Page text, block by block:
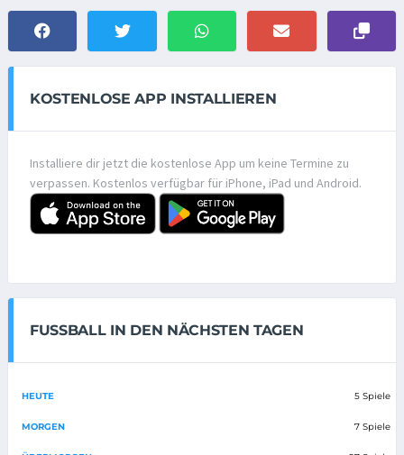
KOSTENLOSE APP INSTALLIEREN
Installiere dir jetzt die kostenlose App um keine Termine zu
verpassen. Kostenlos verfügbar für iPhone, iPad und Android.
FUSSBALL IN DEN NÄCHSTEN TAGEN
HEUTE 5 Spiele
MORGEN 7 Spiele